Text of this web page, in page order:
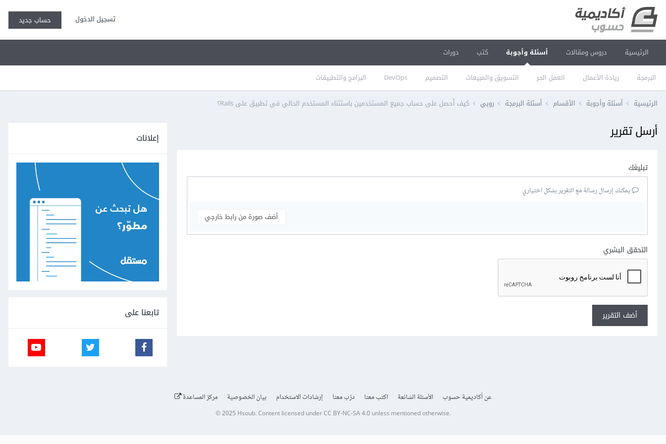
تسجيل الدخول حساب جديد
الرئيسية دروس ومقالات أسئلة وأجوبة
البرمجة ريادة الأعمال العمل الحر التسويق والمبيعات التصميم DevOps البرامج والتطبيقات
كتب دورات
الرئيسية أسئلة وأجوبة الأقسام أسئلة البرمجة روبي كيف أُحصل على حساب جميع المستخدمين باستثناء المستخدم الحالي في تطبيق على Rails؟
أرسل تقرير
تبليغك
يمكنك إرسال رسالة مع التقرير بشكل اختياري
أضف صورة من رابط خارجي
التحقق البشري
أضف التقرير
إعلانات
تابعنا على
عن أكاديمية حسوب الأسئلة الشائعة اكتب معنا درّب معنا إرشادات الاستخدام بيان الخصوصية مركز المساعدة
© 2025 Hsoub.Content licensed underCC BY-NC-SA 4.0unless mentioned otherwise.